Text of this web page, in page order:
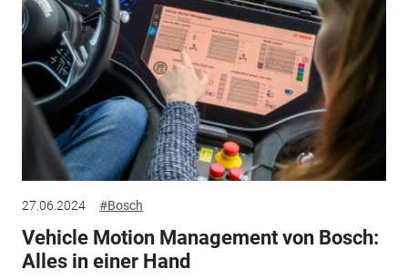
27.06.2024 #Bosch
Vehicle Motion Management von Bosch:
Alles in einer Hand